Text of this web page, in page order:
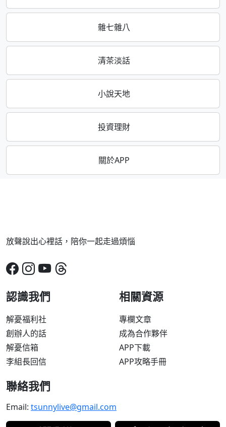
雜七雜八
清茶淡話
小說天地
投資理財
關於APP
放聲說出心裡話，陪你一起走過煩惱
認識我們
解憂福利社
創辦人的話
解憂信箱
李組長回信
相關資源
專欄文章
成為合作夥伴
APP下載
APP攻略手冊
聯絡我們
Email: tsunnylive@gmail.com